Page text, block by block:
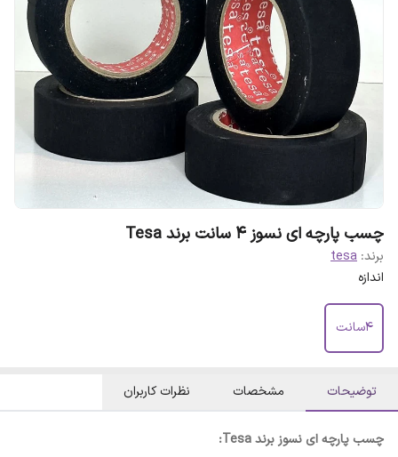
چسب پارچه ای نسوز ۴ سانت برند Tesa
برند: tesa
اندازه
۴سانت
توضیحات مشخصات نظرات کاربران
چسب پارچه ای نسوز برند Tesa: